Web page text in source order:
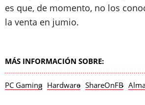
es que, de momento, no los
la venta en jumio.
MÁS INFORMACIÓN SOBRE:
PC Gaming Hardware ShareOnFB